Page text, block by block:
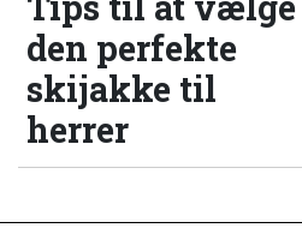
den perfekte
skijakke til
herrer